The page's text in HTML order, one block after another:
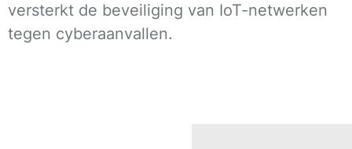
versterkt de beveiliging van IoT-netwerken
tegen cyberaanvallen.